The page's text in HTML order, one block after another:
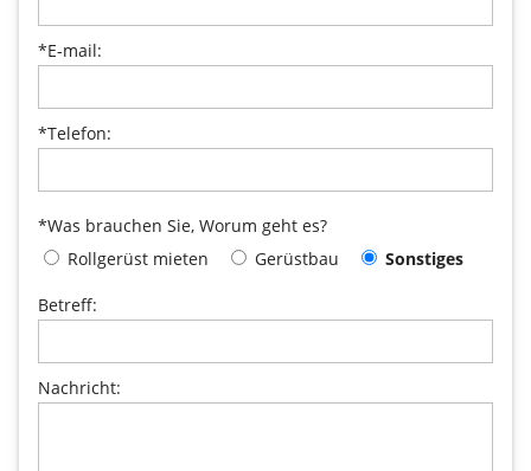
*E-mail:
*Telefon:
*Was brauchen Sie, Worum geht es?
Rollgerüst mieten
Gerüstbau Sonstiges
Betreff:
Nachricht: